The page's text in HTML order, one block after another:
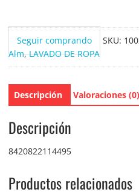
Seguir comprando SKU:
Alm,LAVADO DE ROPA
Descripción Valoraciones (0)
Descripción
8420822114495
Productos relacionados